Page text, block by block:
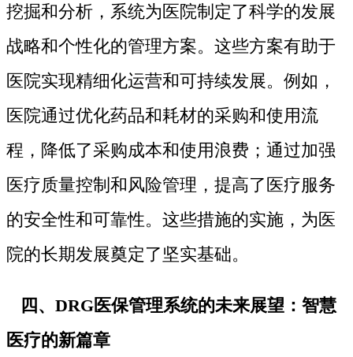
挖掘和分析，系统为医院制定了科学的发展
战略和个性化的管理方案。这些方案有助于
医院实现精细化运营和可持续发展。例如，
医院通过优化药品和耗材的采购和使用流
程，降低了采购成本和使用浪费；通过加强
医疗质量控制和风险管理，提高了医疗服务
的安全性和可靠性。这些措施的实施，为医
院的长期发展奠定了坚实基础。
四、DRG医保管理系统的未来展望：智慧
医疗的新篇章